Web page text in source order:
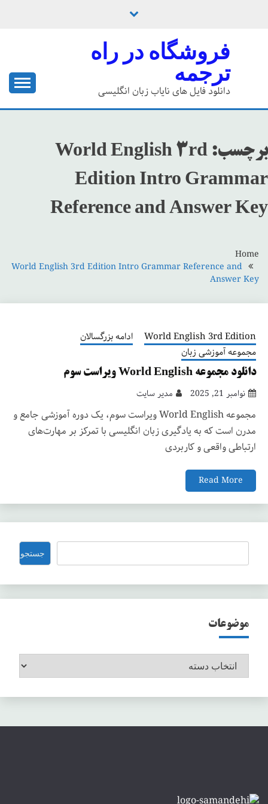
فروشگاه در راه
ترجمه
دانلود فایل های نایاب زبان انگلیسی
برچسب: World English 3rd
Edition Intro Grammar
Reference and Answer Key
Home
World English 3rd Edition Intro Grammar Reference and
Answer Key
World English 3rd Edition
ادامه بزرگسالان
مجموعه آموزشی زبان
دانلود مجموعه World English ویراست سوم
نوامبر 21, 2025 مدیر سایت
مجموعه World English ویراست سوم، یک دوره آموزشی جامع و
مدرن است که به یادگیری زبان انگلیسی با تمرکز بر مهارت‌های
ارتباطی واقعی و کاربردی
Read More
جستجو جستجو
موضوعات
موضوعات